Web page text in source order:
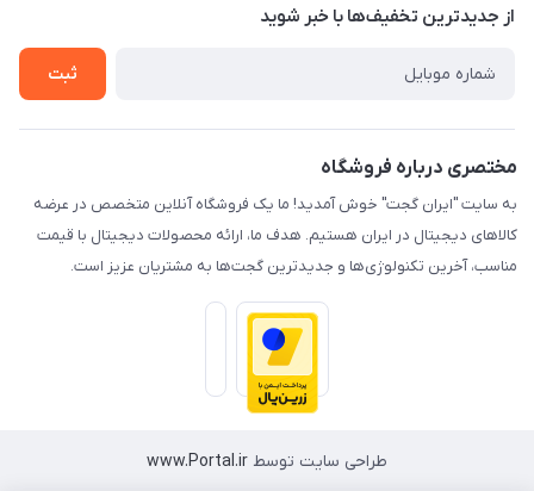
درباره ما
راهنما
از جدید‌ترین تخفیف‌ها با‌ خبر شوید
ثبت
مختصری درباره فروشگاه
به سایت "ایران گجت" خوش آمدید! ما یک فروشگاه آنلاین متخصص در عرضه
کالاهای دیجیتال در ایران هستیم. هدف ما، ارائه محصولات دیجیتال با قیمت
مناسب، آخرین تکنولوژی‌ها و جدیدترین گجت‌ها به مشتریان عزیز است.
طراحی سایت توسط www.Portal.ir